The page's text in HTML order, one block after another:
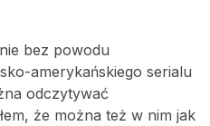
bez powodu
amerykańskiego serialu
odczytywać
że można też w nim jak